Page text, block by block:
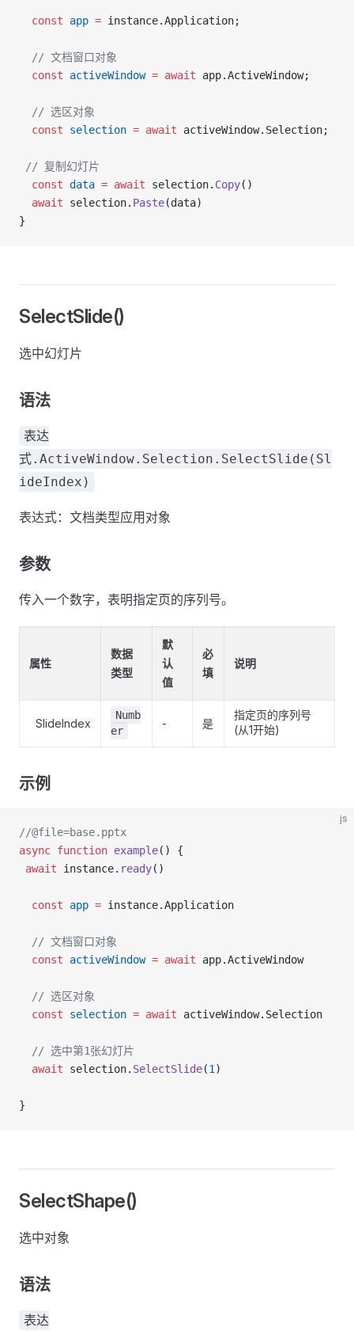
  const
app = instance.Application;
  // 文档窗口对象
  const
activeWindow = await app.ActiveWindow;
  // 选区对象
  const
selection = await activeWindow.Selection;
// 复制幻灯片
  const
data = await selection. Copy()
  await
selection. Paste(data)
}
SelectSlide()
选中幻灯片
语法
表达
式.ActiveWindow.Selection.SelectSlide(Sl
ideIndex)
表达式：文档类型应用对象
参数
传入一个数字，表明指定页的序列号。
属性
数据
类型
默
认
值
必
填
说明
SlideIndex
Numb
er
- 是
指定页的序列号
(从1开始)
示例
js
//@file=base.pptx
async function example() {
await instance. ready()
  const
app = instance.Application
  // 文档窗口对象
  const
activeWindow = await app.ActiveWindow
  // 选区对象
  const
selection = await activeWindow.Selection
  // 选中第1张幻灯片
  await
selection. SelectSlide(1 )
}
SelectShape()
选中对象
语法
表达